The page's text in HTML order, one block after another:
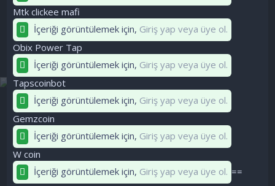
Mtk clickee mafi
İçeriği görüntülemek için, Giriş yap veya üye ol.
Obix Power Tap
İçeriği görüntülemek için, Giriş yap veya üye ol.
Tapscoinbot
İçeriği görüntülemek için, Giriş yap veya üye ol.
Gemzcoin
İçeriği görüntülemek için, Giriş yap veya üye ol.
W coin
İçeriği görüntülemek için, Giriş yap veya üye ol. ==